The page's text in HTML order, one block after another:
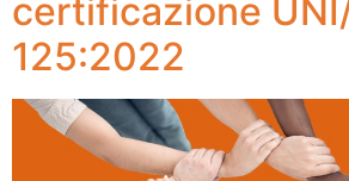
certificazione
125:2022